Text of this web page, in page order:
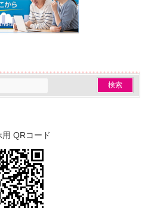
用 QRコード